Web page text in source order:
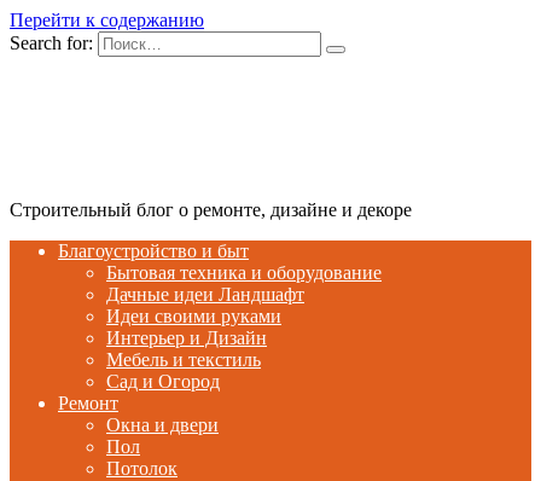
Перейти к содержанию
Search for:
Строительный блог о ремонте, дизайне и декоре
Благоустройство и быт
Бытовая техника и оборудование
Дачные идеи Ландшафт
Идеи своими руками
Интерьер и Дизайн
Мебель и текстиль
Сад и Огород
Ремонт
Окна и двери
Пол
Потолок